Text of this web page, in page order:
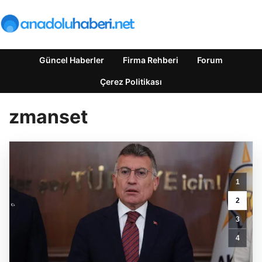
Güncel Haberler Firma Rehberi Forum
Çerez Politikası
zmanset
1
2
3
4
Yenilikçi
Keyfi